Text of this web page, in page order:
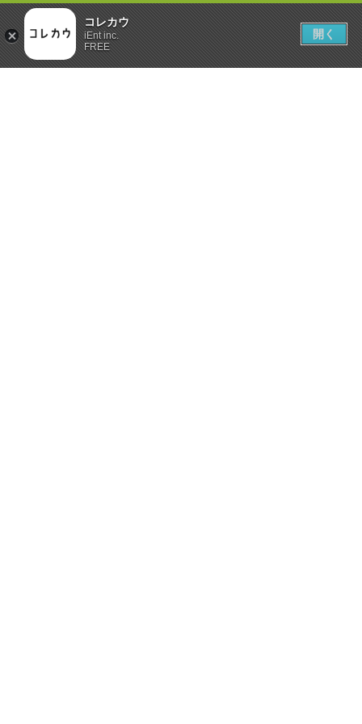
コレカウ
iEnt inc.
FREE
開く